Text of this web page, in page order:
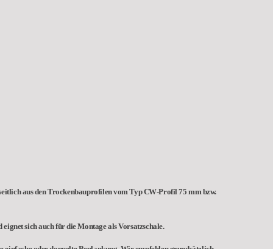
aus den Trockenbauprofilen vom Typ CW-Profil 75 mm bzw.
sich auch für die Montage als Vorsatzschale.